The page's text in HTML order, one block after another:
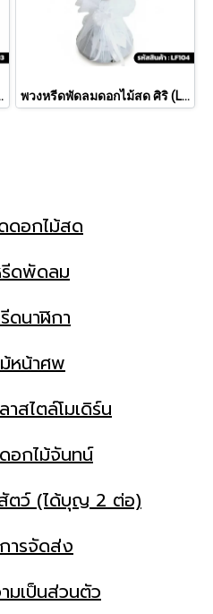
ต (LF103) พวงหรีดพัดลมดอกไม้สด ศิริ (LF104)
ดอกไม้สด
ดพัดลม
ดนาฬิกา
หน้าศพ
สไตล์โมเดิร์น
อกไม้จันทน์
ตว์ (ได้บุญ 2 ต่อ)
ารจัดส่ง
มเป็นส่วนตัว